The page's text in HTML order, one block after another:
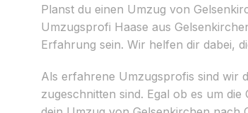
Planst du einen Umzug von
Umzugsprofi Haase aus
Erfahrung sein. Wir helfen dir dabei,
Als erfahrene Umzugsprofis sind wir
zugeschnitten sind. Egal ob es um